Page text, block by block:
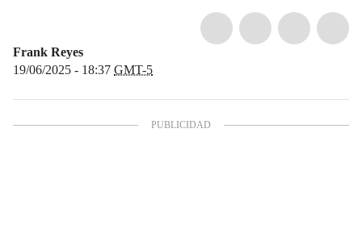
Frank Reyes
19/06/2025 - 18:37 GMT-5